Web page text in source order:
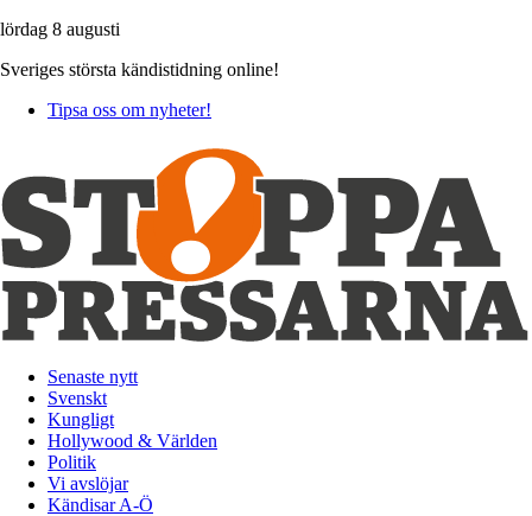
lördag 8 augusti
Sveriges största kändistidning online!
Tipsa oss om nyheter!
Senaste nytt
Svenskt
Kungligt
Hollywood & Världen
Politik
Vi avslöjar
Kändisar A-Ö